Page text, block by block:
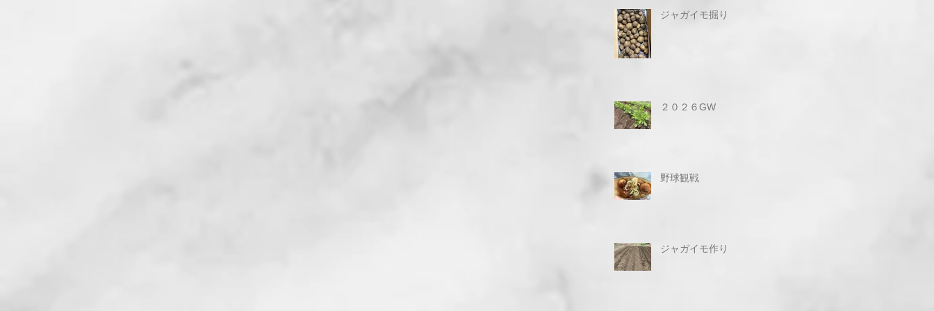
ジャガイモ掘り
２０２６GW
野球観戦
ジャガイモ作り